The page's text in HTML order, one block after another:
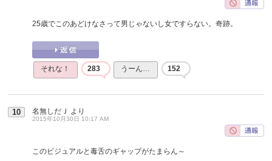
25歳でこのあどけなさって男じゃないし女ですらない。奇跡。
それな！ 283 うーん… 152
10 名無しだＪ より
2015年10月30日 10:17 AM
このビジュアルと毒舌のギャップがたまらん～